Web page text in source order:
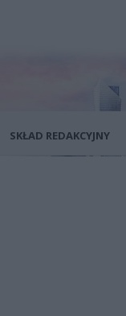
SKŁAD REDAKCYJNY